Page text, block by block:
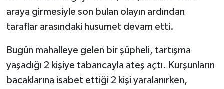
araya girmesiyle son bulan olayın ardından
taraflar arasındaki husumet devam etti.
Bugün mahalleye gelen bir şüpheli, tartışma
yaşadığı 2 kişiye tabancayla ateş açtı. Kurşunların
bacaklarına isabet ettiği 2 kişi yaralanırken,